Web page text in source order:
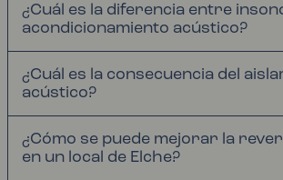
¿Cuál es la diferencia entre
acondicionamiento acústico?
¿Cuál es la consecuencia del
acústico?
¿Cómo se puede mejorar la
en un local de Elche?